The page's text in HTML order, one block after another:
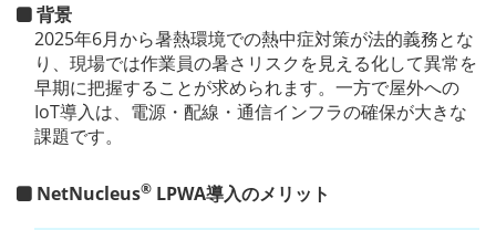
背景
2025年6月から暑熱環境での熱中症対策が法的義務とな
り、現場では作業員の暑さリスクを見える化して異常を
早期に把握することが求められます。一方で屋外への
IoT導入は、電源・配線・通信インフラの確保が大きな
課題です。
NetNucleus® LPWA導入のメリット